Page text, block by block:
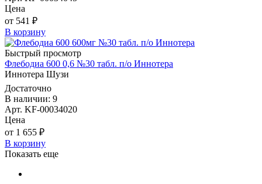
Цена
от 541 ₽
В корзину
Быстрый просмотр
Флебодиа 600 0,6 №30 табл. п/о Иннотера
Иннотера Шузи
Достаточно
В наличии: 9
Арт. KF-00034020
Цена
от 1 655 ₽
В корзину
Показать еще